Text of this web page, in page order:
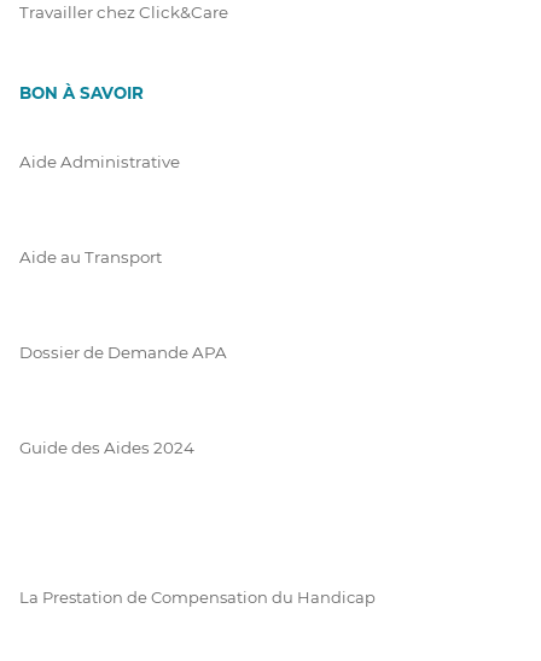
Travailler chez Click&Care
BON À SAVOIR
Aide Administrative
Aide au Transport
Dossier de Demande APA
Guide des Aides 2024
La Prestation de Compensation du Handicap